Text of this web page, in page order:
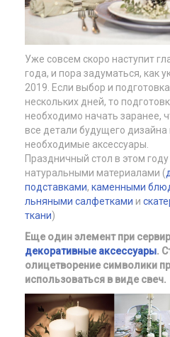
Уже совсем скоро наступит
года, и пора задуматься, как
2019. Если выбор и
нескольких дней, то
необходимо начать заранее,
все детали будущего дизайна
необходимые аксессуары.
Праздничный стол в этом
натуральными материалами (
подставками, каменными
льняными салфетками и
ткани)
Еще один элемент при
декоративные аксессуары.
олицетворение символики
использоваться в виде свеч.